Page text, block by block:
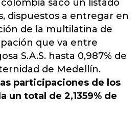
sacó un listado
dispuestos a entregar en
de la multilatina de
que va entre
S.A.S. hasta 0,987% de
de Medellín.
participaciones de los
un total de 2,1359% de